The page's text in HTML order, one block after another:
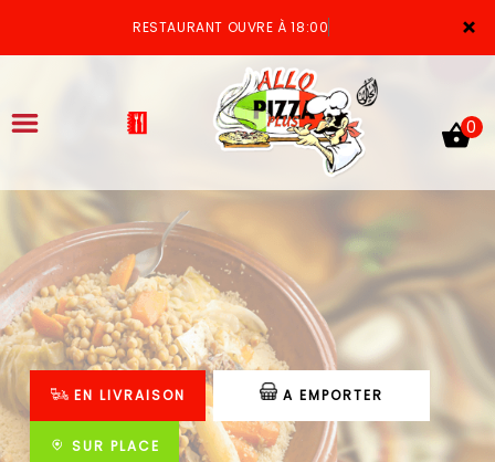
×
RESTAURANT OUVRE À 18:00
ACCUEIL
LA CARTE
VOTRE COMPTE
NOTRE RESTAURANT
VOS AVIS
0
EN LIVRAISON A EMPORTER
SUR PLACE